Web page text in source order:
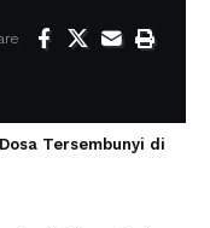
Tersembunyi di